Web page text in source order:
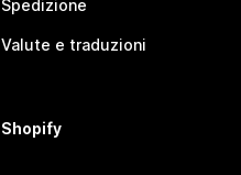
Spedizione
Valute e traduzioni
Shopify